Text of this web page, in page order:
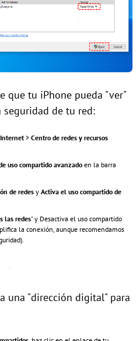
que tu iPhone pueda "ver"
seguridad de tu red:
Internet> Centro de redes y recursos
uso compartido avanzado en la barra
de redes y Activa el uso compartido de
las redes" y Desactiva el uso compartido
la conexión, aunque recomendamos
una "dirección digital" para